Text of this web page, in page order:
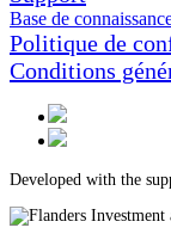
Base de
Politique de
Conditions
Developed with the